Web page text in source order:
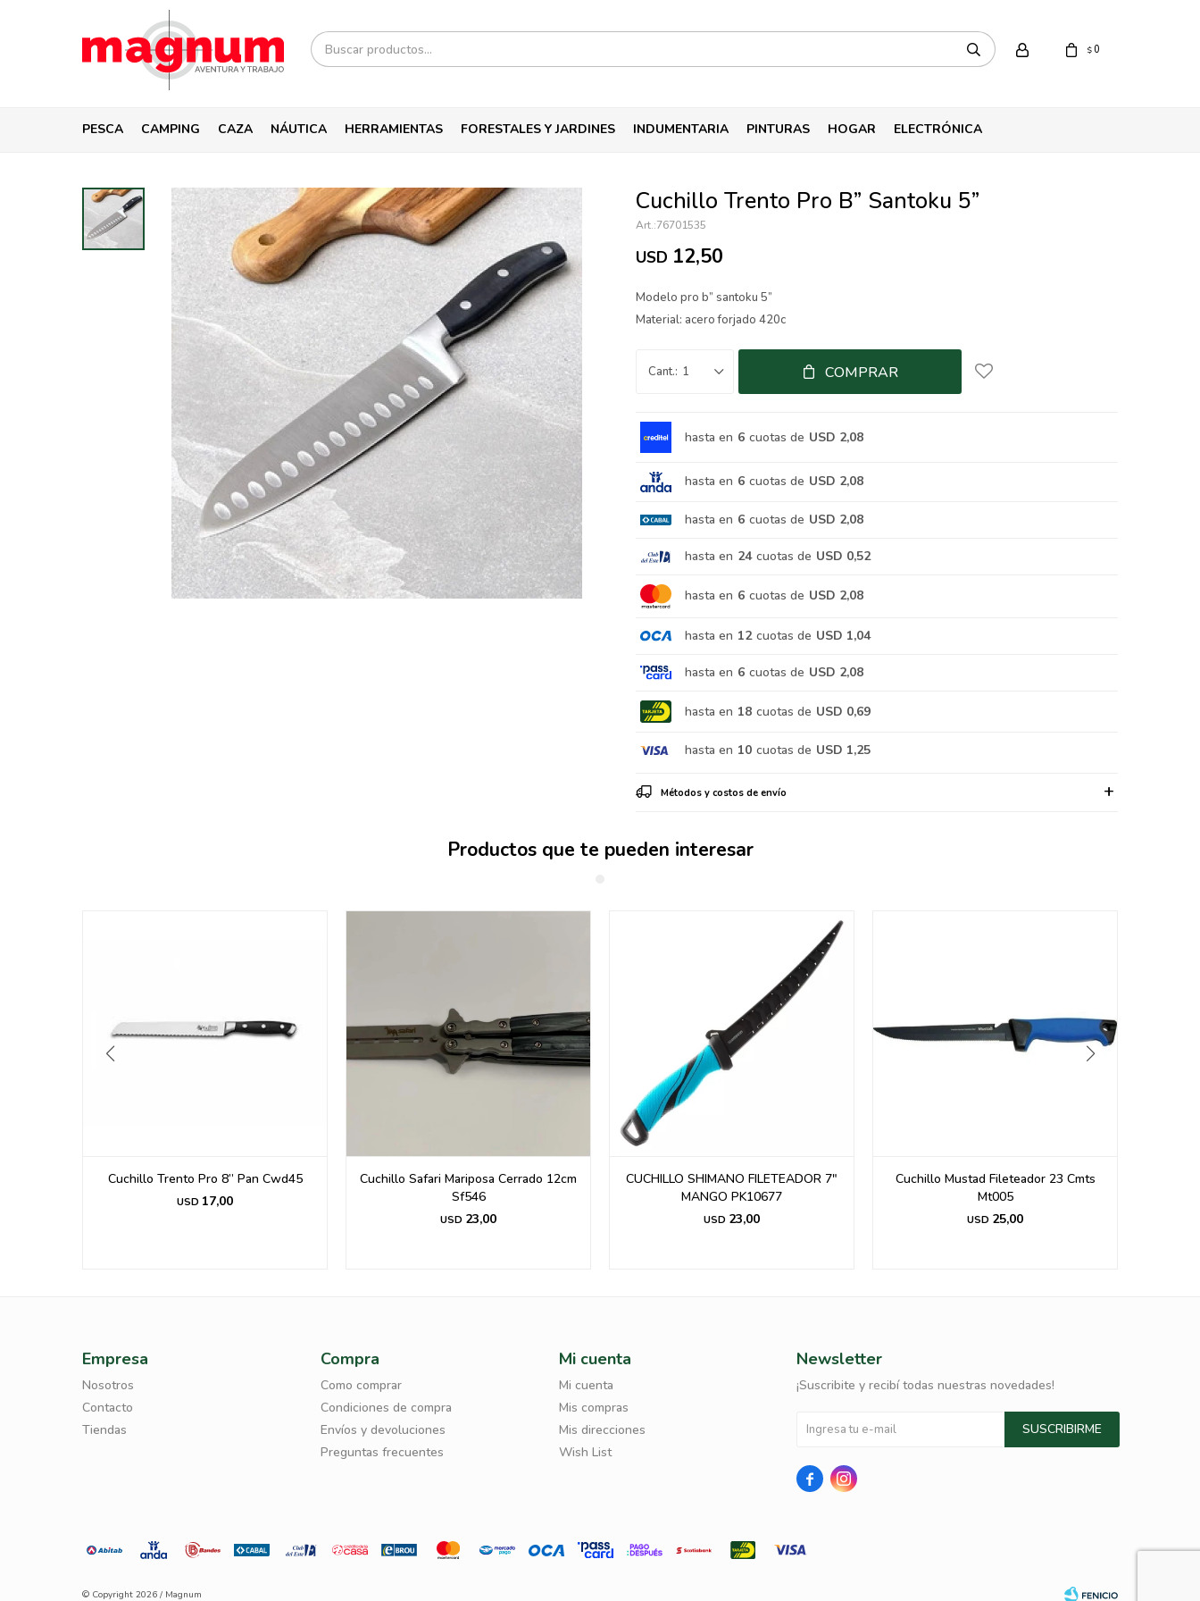
PESCA CAMPING CAZA NÁUTICA HERRAMIENTAS FORESTALES Y JARDINES INDUMENTARIA PINTURAS HOGAR ELECTRÓNICA
$ 0
Cuchillo Trento Pro B” Santoku 5”
76701535
USD 12,50
Modelo pro b” santoku 5”
Material: acero forjado 420c
1 COMPRAR
hasta en 6 cuotas de USD 2,08
hasta en 6 cuotas de USD 2,08
hasta en 6 cuotas de USD 2,08
hasta en 24 cuotas de USD 0,52
hasta en 6 cuotas de USD 2,08
hasta en 12 cuotas de USD 1,04
hasta en 6 cuotas de USD 2,08
hasta en 18 cuotas de USD 0,69
hasta en 10 cuotas de USD 1,25
Métodos y costos de envío
Productos que te pueden interesar
Cuchillo Trento Pro 8” Pan Cwd45
USD 17,00
Cuchillo Safari Mariposa Cerrado 12cm
Sf546
USD 23,00
CUCHILLO SHIMANO FILETEADOR 7"
MANGO PK10677
USD 23,00
Cuchillo Mustad Fileteador 23 Cmts
Mt005
USD 25,00
Empresa
Nosotros
Contacto
Tiendas
Compra
Como comprar
Condiciones de compra
Envíos y devoluciones
Preguntas frecuentes
Mi cuenta
Mi cuenta
Mis compras
Mis direcciones
Wish List
Newsletter
¡Suscribite y recibí todas nuestras novedades!
SUSCRIBIRME
 
© Copyright 2026 / Magnum